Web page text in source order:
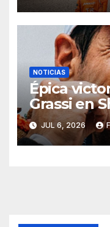
NOTICIAS
Épica
Grassi en
JUL 6, 2026